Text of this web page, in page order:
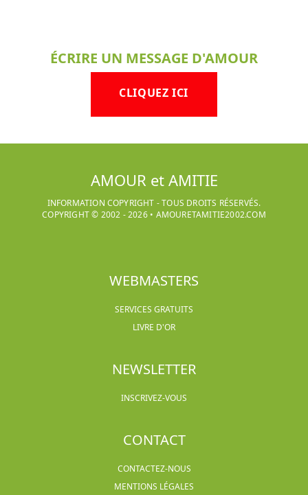
ÉCRIRE UN MESSAGE D'AMOUR
CLIQUEZ ICI
AMOUR et AMITIE
INFORMATION COPYRIGHT - TOUS DROITS RÉSERVÉS.
COPYRIGHT © 2002 -2026• AMOURETAMITIE2002.COM
WEBMASTERS
SERVICES GRATUITS
LIVRE D'OR
NEWSLETTER
INSCRIVEZ-VOUS
CONTACT
CONTACTEZ-NOUS
MENTIONS LÉGALES